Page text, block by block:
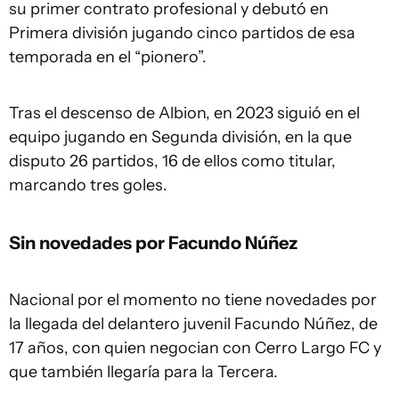
su primer contrato profesional y debutó en
Primera división jugando cinco partidos de esa
temporada en el “pionero”.
Tras el descenso de Albion, en 2023 siguió en el
equipo jugando en Segunda división, en la que
disputo 26 partidos, 16 de ellos como titular,
marcando tres goles.
Sin novedades por Facundo Núñez
Nacional por el momento no tiene novedades por
la llegada del delantero juvenil Facundo Núñez, de
17 años, con quien negocian con Cerro Largo FC y
que también llegaría para la Tercera.